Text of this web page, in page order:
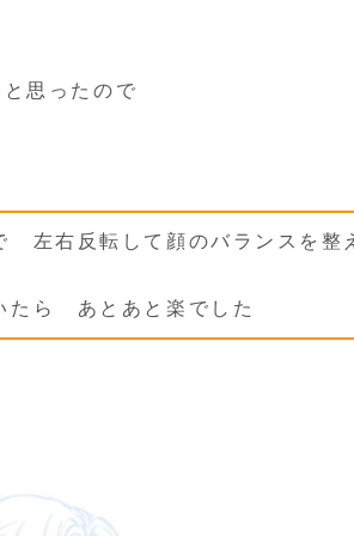
思ったので
左右反転して顔のバランスを整
たら あとあと楽でした